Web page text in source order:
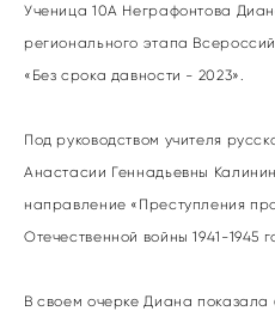
Ученица 10А Неграфонтова
регионального этапа
«Без срока давности - 2023».
Под руководством учителя
Анастасии Геннадьевны
направление «Преступления
Отечественной войны 1941-1945
В своем очерке Диана